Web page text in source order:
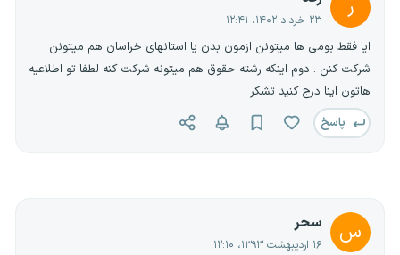
ر ۲۳ خرداد ۱۴۰۲، ۱۲:۴۱
ایا فقط بومی ها میتونن ازمون بدن یا استانهای خراسان هم میتونن
شرکت کنن . دوم اینکه رشته حقوق هم میتونه شرکت کنه لطفا تو اطلاعیه
هاتون اینا درج کنید تشکر
پاسخ
س سحر
۱۶ اردیبهشت ۱۳۹۳، ۱۲:۱۰